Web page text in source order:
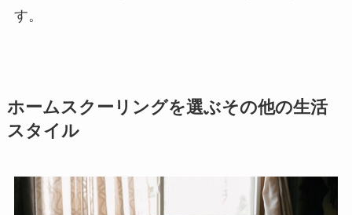
す。
ホームスクーリングを選ぶその他の生活
スタイル